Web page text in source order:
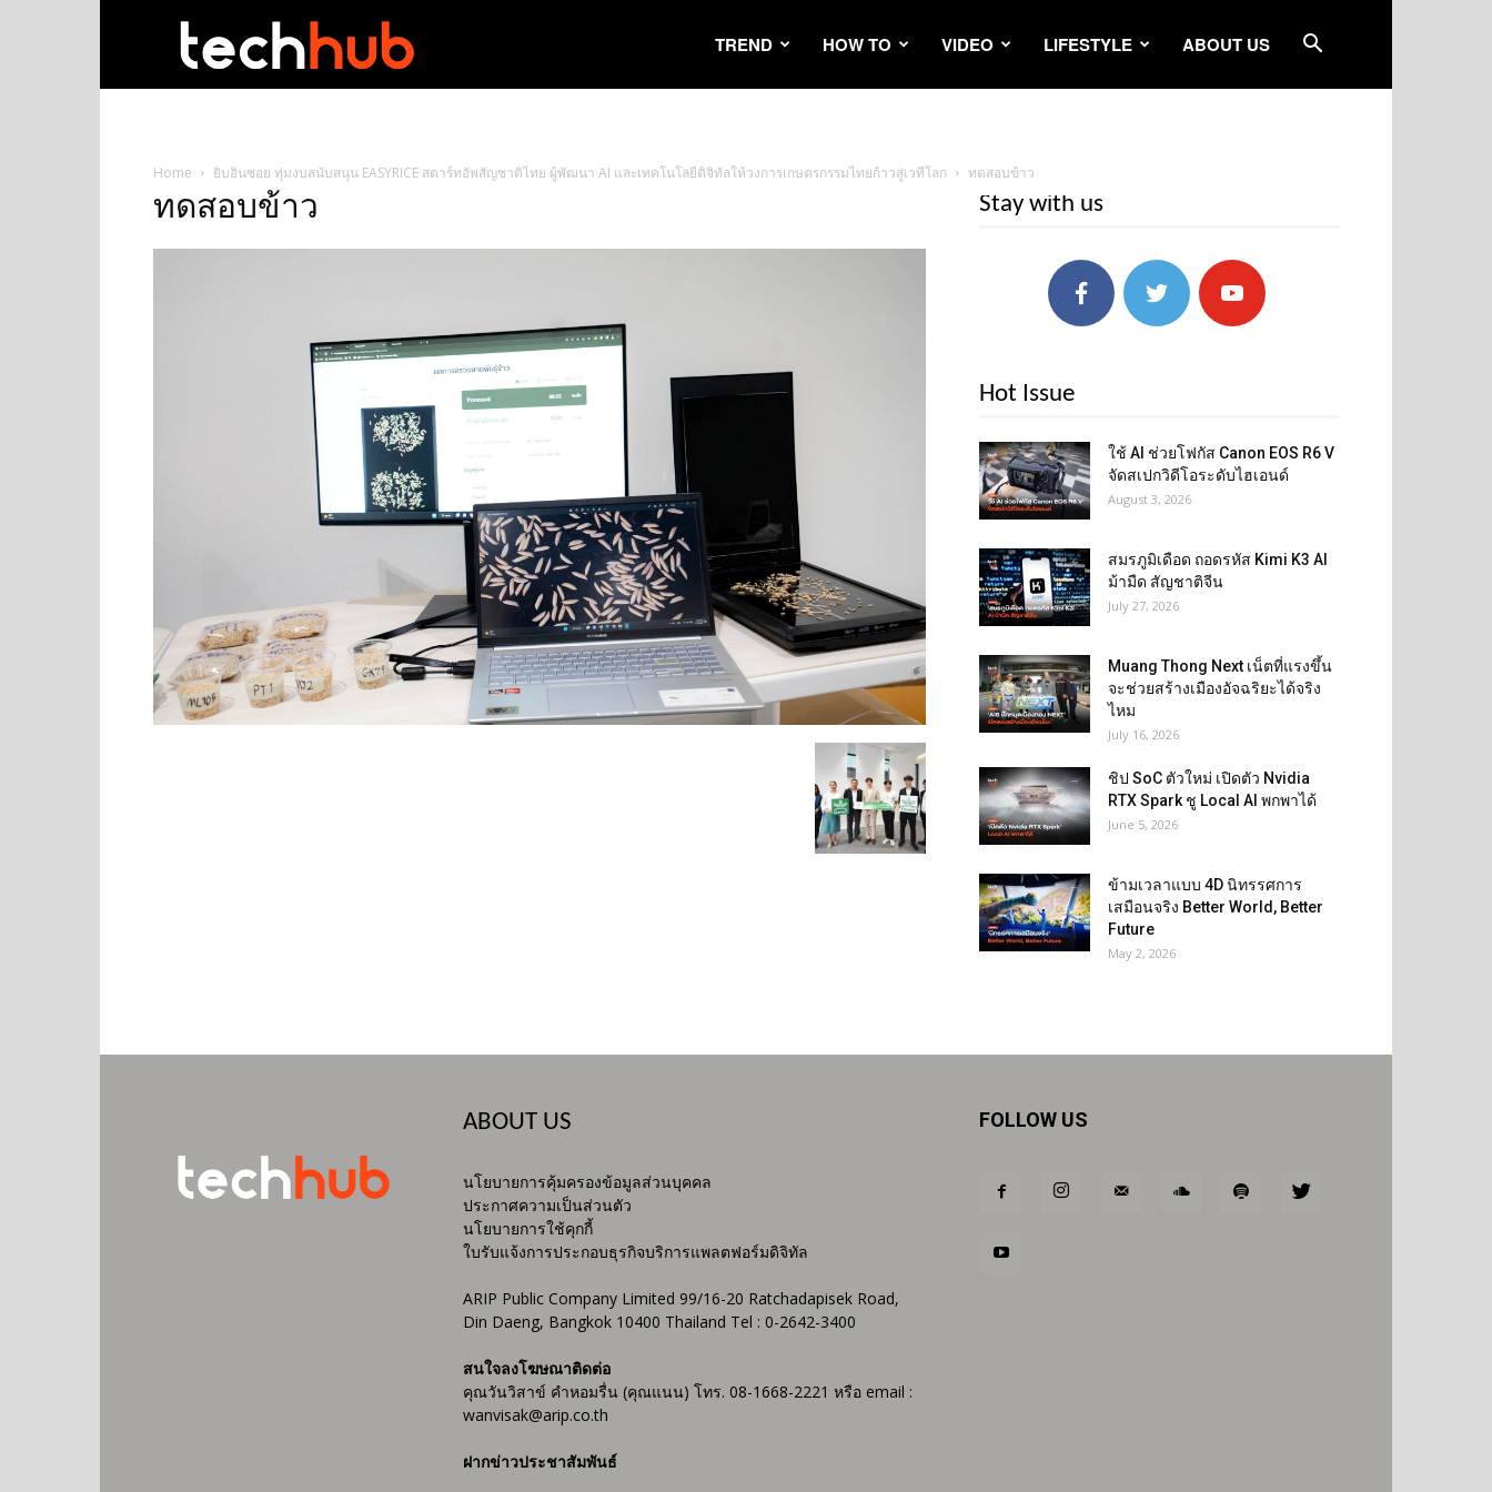
TREND HOW TO VIDEO LIFESTYLE ABOUT US
Home ยิบอินซอย ทุ่มงบสนับสนุน EASYRICE สตาร์ทอัพสัญชาติไทย ผู้พัฒนา AI และเทคโนโลยีดิจิทัลให้วงการเกษตรกรรมไทยก้าวสู่เวทีโลก ทดสอบข้าว
ทดสอบข้าว Stay with us
Hot Issue
ใช้ AI ช่วยโฟกัส Canon EOS R6 V
จัดสเปกวิดีโอระดับไฮเอนด์
August 3, 2026
สมรภูมิเดือด ถอดรหัส Kimi K3 AI
ม้ามืด สัญชาติจีน
July 27, 2026
Muang Thong Next เน็ตที่แรงขึ้น
จะช่วยสร้างเมืองอัจฉริยะได้จริง
ไหม
July 16, 2026
ชิป SoC ตัวใหม่ เปิดตัว Nvidia
RTX Spark ชู Local AI พกพาได้
June 5, 2026
ข้ามเวลาแบบ 4D นิทรรศการ
เสมือนจริง Better World, Better
Future
May 2, 2026
ABOUT US
นโยบายการคุ้มครองข้อมูลส่วนบุคคล
ประกาศความเป็นส่วนตัว
นโยบายการใช้คุกกี้
ใบรับแจ้งการประกอบธุรกิจบริการแพลตฟอร์มดิจิทัล
ARIP Public Company Limited 99/16-20 Ratchadapisek Road,
Din Daeng, Bangkok 10400 Thailand Tel : 0-2642-3400
สนใจลงโฆษณาติดต่อ
คุณวันวิสาข์ คำหอมรื่น (คุณแนน) โทร. 08-1668-2221 หรือ email :
wanvisak@arip.co.th
ฝากข่าวประชาสัมพันธ์
FOLLOW US